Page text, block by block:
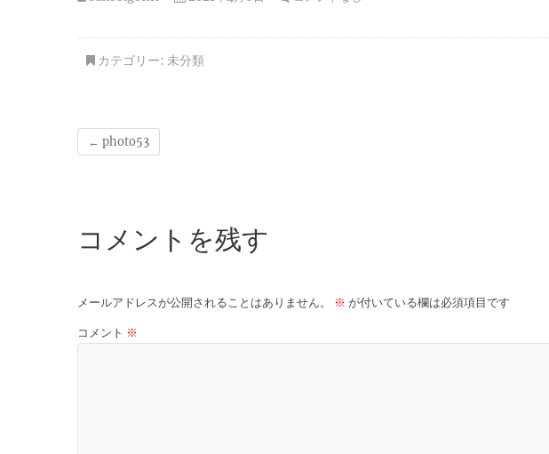
カテゴリー: 未分類
← photo53
コメントを残す
メールアドレスが公開されることはありません。 ※ が付いている欄は必須項目です
コメント ※